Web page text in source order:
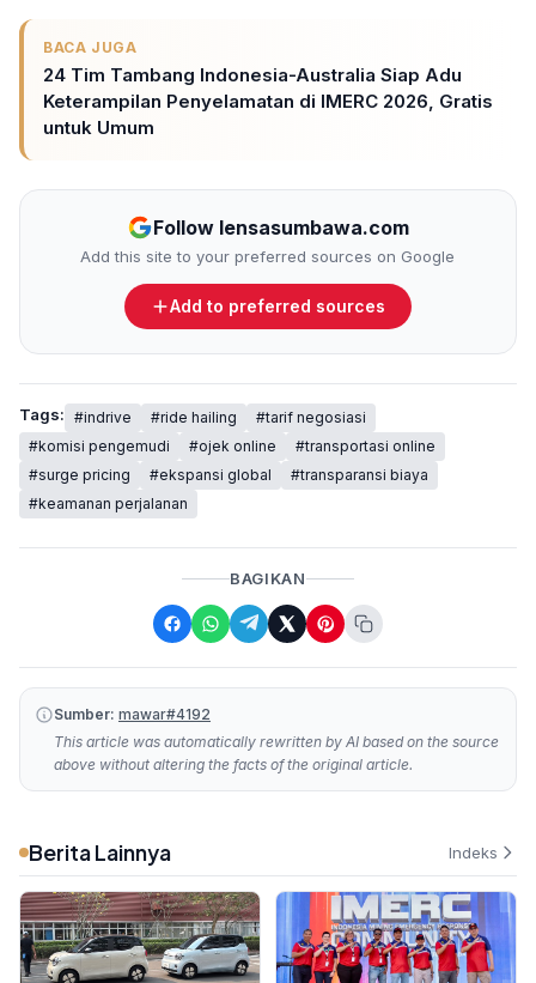
BACA JUGA
24 Tim Tambang Indonesia-Australia Siap Adu
Keterampilan Penyelamatan di IMERC 2026, Gratis
untuk Umum
Follow lensasumbawa.com
Add this site to your preferred sources on Google
Add to preferred sources
Tags: #indrive #ride hailing
#tarif negosiasi
#komisi pengemudi
#ojek online
#transportasi online
#surge pricing
#ekspansi global
#transparansi biaya
#keamanan perjalanan
BAGIKAN
Sumber: mawar#4192
This article was automatically rewritten by AI based on the source
above without altering the facts of the original article.
Berita Lainnya Indeks